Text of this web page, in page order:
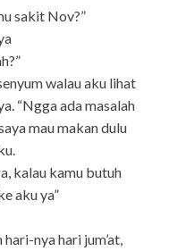
sakit Nov?”
walau aku lihat
“Ngga ada masalah
mau makan dulu
kalau kamu butuh
aku ya”
nya hari jum’at,